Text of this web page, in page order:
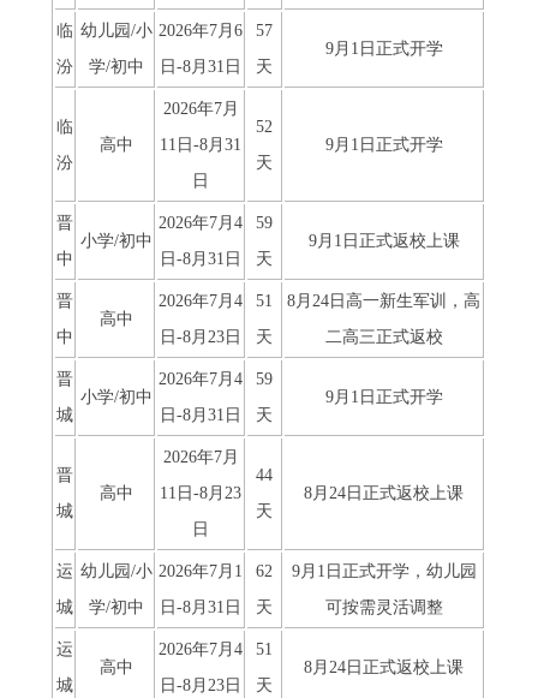
临
汾
幼儿园/小
学/初中
2026年7月6
日-8月31日
57
天
9月1日正式开学
临
汾
高中
2026年7月
11日-8月31
日
52
天
9月1日正式开学
晋
中
小学/初中
2026年7月4
日-8月31日
59
天
9月1日正式返校上课
晋
中
高中
2026年7月4
日-8月23日
51
天
8月24日高一新生军训，高
二高三正式返校
晋
城
小学/初中
2026年7月4
日-8月31日
59
天
9月1日正式开学
晋
城
高中
2026年7月
11日-8月23
日
44
天
8月24日正式返校上课
运
城
幼儿园/小
学/初中
2026年7月1
日-8月31日
62
天
9月1日正式开学，幼儿园
可按需灵活调整
运
城
高中
2026年7月4
日-8月23日
51
天
8月24日正式返校上课